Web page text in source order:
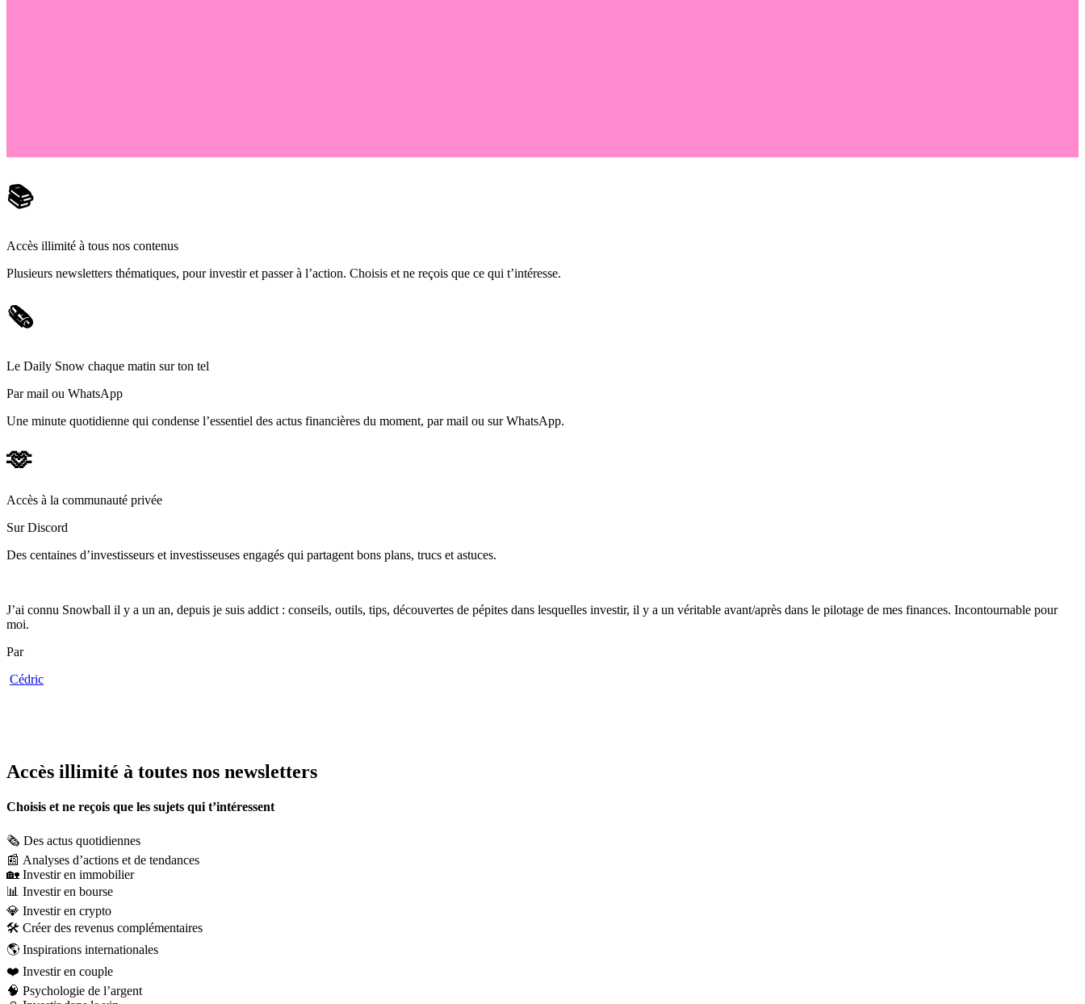
📚
Accès illimité à tous nos contenus
Plusieurs newsletters thématiques, pour investir et passer à l’action. Choisis et ne reçois que ce qui t’intéresse.
🗞️
Le Daily Snow chaque matin sur ton tel
Par mail ou WhatsApp
Une minute quotidienne qui condense l’essentiel des actus financières du moment, par mail ou sur WhatsApp.
🫶
Accès à la communauté privée
Sur Discord
Des centaines d’investisseurs et investisseuses engagés qui partagent bons plans, trucs et astuces.
J’ai connu Snowball il y a un an, depuis je suis addict : conseils, outils, tips, découvertes de pépites dans lesquelles investir, il y a un véritable avant/après dans le pilotage de mes finances. Incontournable pour
moi.
Par
Cédric
Accès illimité à toutes nos newsletters
Choisis et ne reçois que les sujets qui t’intéressent
🗞️ Des actus quotidiennes
📰 Analyses d’actions et de tendances
🏡 Investir en immobilier
📊 Investir en bourse
💎 Investir en crypto
🛠️ Créer des revenus complémentaires
🌎 Inspirations internationales
❤️ Investir en couple
🧠 Psychologie de l’argent